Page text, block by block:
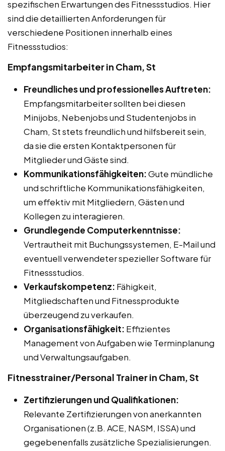
spezifischen Erwartungen des Fitnessstudios. Hier
sind die detaillierten Anforderungen für
verschiedene Positionen innerhalb eines
Fitnessstudios:
Empfangsmitarbeiter in Cham, St
Freundliches und professionelles Auftreten:
Empfangsmitarbeiter sollten bei diesen
Minijobs, Nebenjobs und Studentenjobs in
Cham, St stets freundlich und hilfsbereit sein,
da sie die ersten Kontaktpersonen für
Mitglieder und Gäste sind.
Kommunikationsfähigkeiten:Gute mündliche
und schriftliche Kommunikationsfähigkeiten,
um effektiv mit Mitgliedern, Gästen und
Kollegen zu interagieren.
Grundlegende Computerkenntnisse:
Vertrautheit mit Buchungssystemen, E-Mail und
eventuell verwendeter spezieller Software für
Fitnessstudios.
Verkaufskompetenz: Fähigkeit,
Mitgliedschaften und Fitnessprodukte
überzeugend zu verkaufen.
Organisationsfähigkeit: Effizientes
Management von Aufgaben wie Terminplanung
und Verwaltungsaufgaben.
Fitnesstrainer/Personal Trainer in Cham, St
Zertifizierungen und Qualifikationen:
Relevante Zertifizierungen von anerkannten
Organisationen (z.B. ACE, NASM, ISSA) und
gegebenenfalls zusätzliche Spezialisierungen.